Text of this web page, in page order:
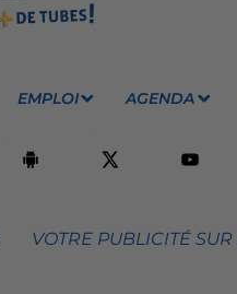
EMPLOI AGENDA
VOTRE PUBLICITÉ